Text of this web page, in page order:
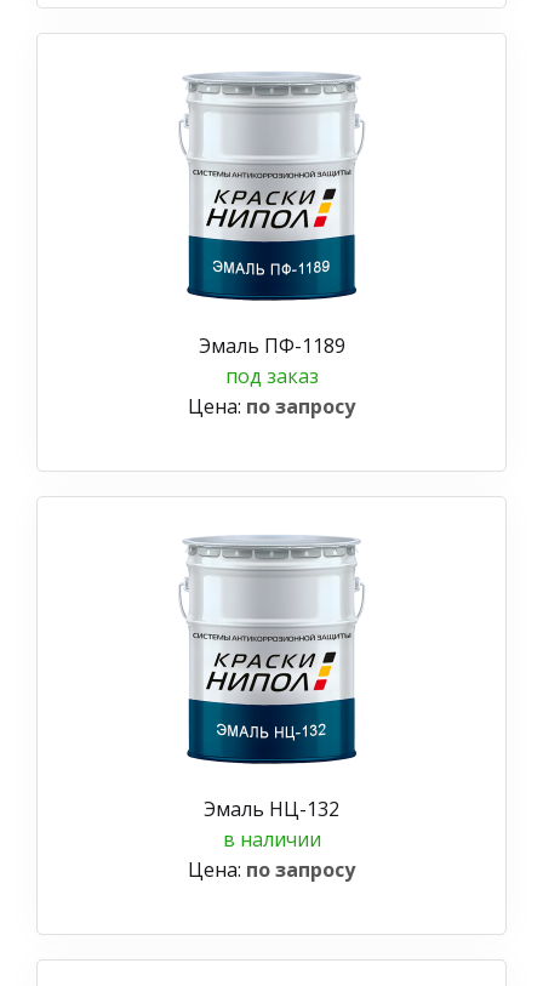
Эмаль ПФ-1189
под заказ
Цена: по запросу
Эмаль НЦ-132
в наличии
Цена: по запросу